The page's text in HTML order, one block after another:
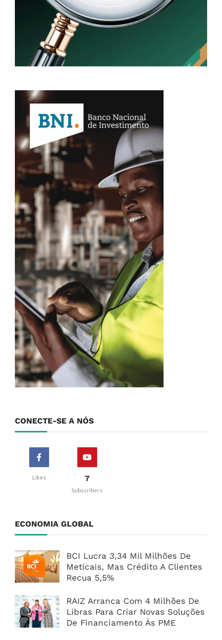
CONECTE-SE A NÓS
Likes 7
Subscribers
ECONOMIA GLOBAL
BCI Lucra 3,34 Mil Milhões De
Meticais, Mas Crédito A Clientes
Recua 5,5%
RAIZ Arranca Com 4 Milhões De
Libras Para Criar Novas Soluções
De Financiamento Às PME